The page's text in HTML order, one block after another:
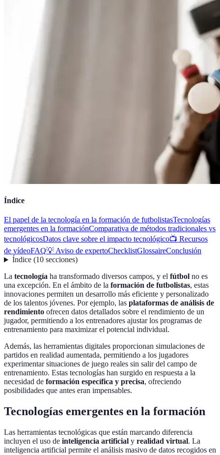
Índice
El papel de la tecnología en la formación de futbolistasTecnologías
emergentes en la formaciónComparativa de métodos tradicionales vs
tecnológicosDatos clave sobre el impacto tecnológico📺 Recursos
de vídeoFAQ💡 Aviso de expertoChecklistGlossaireConclusión
Índice(10 secciones)
La tecnología ha transformado diversos campos, y el fútbol no es
una excepción. En el ámbito de la formación de futbolistas, estas
innovaciones permiten un desarrollo más eficiente y personalizado
de los talentos jóvenes. Por ejemplo, las plataformas de análisis de
rendimiento ofrecen datos detallados sobre el rendimiento de un
jugador, permitiendo a los entrenadores ajustar los programas de
entrenamiento para maximizar el potencial individual.
Además, las herramientas digitales proporcionan simulaciones de
partidos en realidad aumentada, permitiendo a los jugadores
experimentar situaciones de juego reales sin salir del campo de
entrenamiento. Estas tecnologías han surgido en respuesta a la
necesidad de formación específica y precisa, ofreciendo
posibilidades que antes eran impensables.
Tecnologías emergentes en la formación
Las herramientas tecnológicas que están marcando diferencia
incluyen el uso de inteligencia artificial y realidad virtual. La
inteligencia artificial permite el análisis masivo de datos recogidos en